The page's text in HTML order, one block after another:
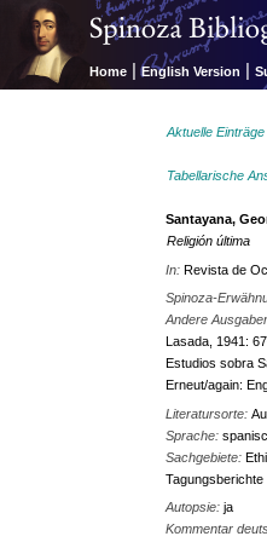
Home | English Version |
Aktuelle Einträge
Tabellarische
Santayana,
Religión última
In:Revista de
Spinoza-
Andere
Lasada, 1941:
Estudios sobra
Erneut/again:
Literatursorte:
Sprache:
Sachgebiete:
Tagungsberichte
Autopsie:ja
Kommentar